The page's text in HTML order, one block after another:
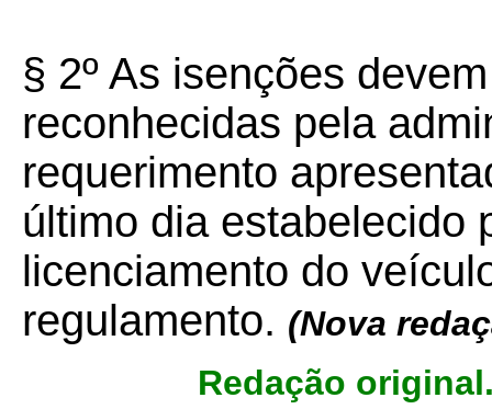
§ 2º As isenções
reconhecidas pela
requerimento
último dia estabelecido
licenciamento do
regulamento. (Nova
Redação